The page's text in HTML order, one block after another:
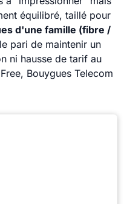
équilibré, taillé pour
d'une famille (fibre /
pari de maintenir un
ni hausse de tarif au
Bouygues Telecom